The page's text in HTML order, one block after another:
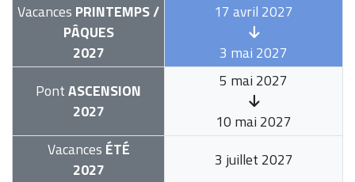
Vacances PRINTEMPS /
PÂQUES
2027
17 avril 2027
3 mai 2027
PontASCENSION
2027
5 mai 2027
10 mai 2027
Vacances ÉTÉ
2027
3 juillet 2027